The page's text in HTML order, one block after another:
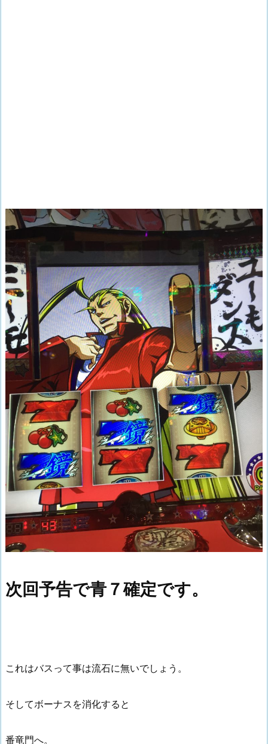
次回予告で青７確定です。
これはバスって事は流石に無いでしょう。
そしてボーナスを消化すると
番竜門へ。